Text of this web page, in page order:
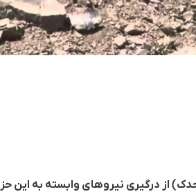
از درگیری نیروهای وابستە بە این